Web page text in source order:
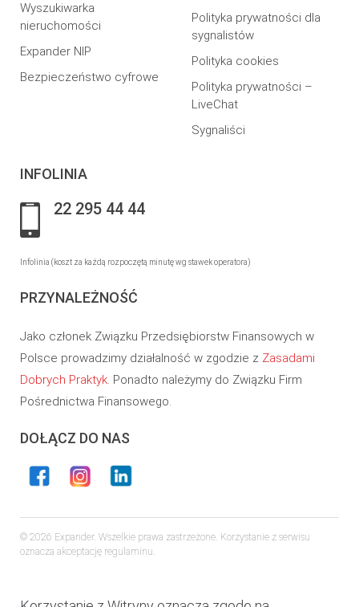
Wyszukiwarka
nieruchomości
Expander NIP
Bezpieczeństwo cyfrowe
Polityka prywatności dla
sygnalistów
Polityka cookies
Polityka prywatności –
LiveChat
Sygnaliści
INFOLINIA
22 295 44 44
Infolinia (koszt za każdą rozpoczętą minutę wg stawek operatora)
PRZYNALEŻNOŚĆ
Jako członek Związku Przedsiębiorstw Finansowych w
Polsce prowadzimy działalność w zgodzie z Zasadami
Dobrych Praktyk. Ponadto należymy do Związku Firm
Pośrednictwa Finansowego.
DOŁĄCZ DO NAS
© 2026 Expander. Wszelkie prawa zastrzeżone. Korzystanie z serwisu
oznacza akceptację regulaminu.